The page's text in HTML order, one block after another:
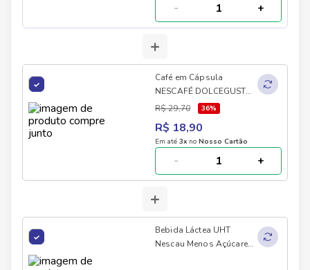
- +
+
Café em Cápsula
NESCAFÉ DOLCEGUSTO
Alpino Tradicional 10
R$ 29,70 36%
R$ 18,90
Em até 3x no Nosso Cartão
- +
+
Bebida Láctea UHT
Nescau Menos Açúcares